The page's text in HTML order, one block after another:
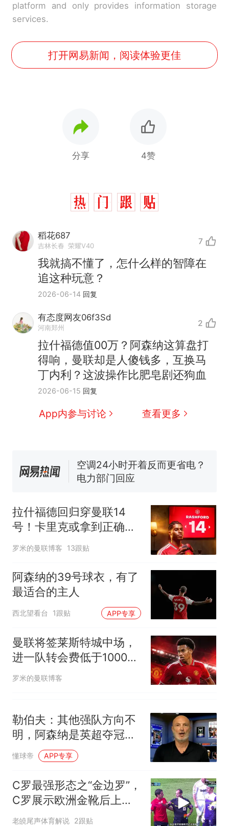
platform and only provides information storage
services.
打开网易新闻，阅读体验更佳
分享 4赞
稻花687
吉林长春 荣耀V40 7
我就搞不懂了，怎什么样的智障在
追这种玩意？
2026-06-14 回复
有态度网友06f3Sd
河南郑州 2
拉什福德值00万？阿森纳这算盘打
得响，曼联却是人傻钱多，互换马
丁内利？这波操作比肥皂剧还狗血
2026-06-15 回复
App内参与讨论 查看更多
热 十多万人报名的考试，成绩
全部作废，公平么？
新
全球唯一没有法定首都的国
家，刚改国名，总统就邀请中
国大使骑行绕了几乎整个国境
线一圈，还曾两次到中国寻根
5万的小车卖不动，40万以上
空调24小时开着反而更省电？
电力部门回应
1千斤稻谷
热
十多万人报名的考试，成绩
全部作废，公平么？
拉什福德回归穿曼联14
号！卡里克或拿到正确使
用说明，老特拉福德拟用
罗米的曼联博客 13跟贴
阿森纳的39号球衣，有了
最适合的主人
西北望看台 1跟贴 APP专享
曼联将签莱斯特城中场，
进一队转会费低于1000
万！其愿拒绝阿森纳
罗米的曼联博客
勒伯夫：其他强队方向不
明，阿森纳是英超夺冠最
大热门
懂球帝 APP专享
C罗最强形态之“金边罗”，
C罗展示欧洲金靴后上演
帽子戏法，本泽马梅开二
老皢尾声体育解说 2跟贴